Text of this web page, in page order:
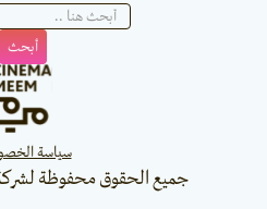
سياسة
جميع الحقوق محفوظة لشركة